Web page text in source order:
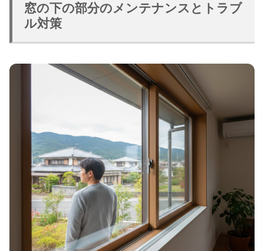
窓の下の部分のメンテナンスとトラブ
ル対策